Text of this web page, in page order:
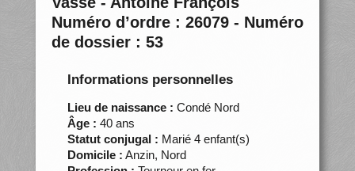
Numéro d’ordre : 26079 - Numéro
de dossier : 53
Informations personnelles
Lieu de naissance : Condé Nord
Âge : 40 ans
Statut conjugal : Marié 4 enfant(s)
Domicile : Anzin, Nord